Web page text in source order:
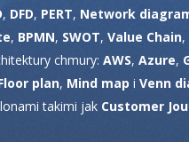
, DFD, PERT, Network
, BPMN, SWOT, Value Chain,
chmury: AWS, Azure,
plan, Mind map i Venn
takimi jak Customer